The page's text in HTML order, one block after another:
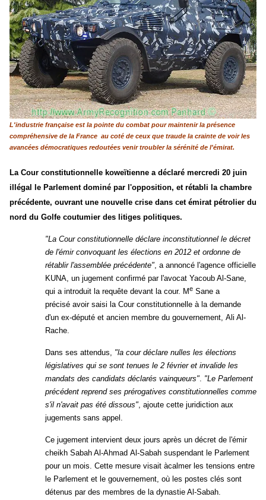
L'industrie française est la pointe du combat pour maintenir la présence
compréhensive de la France au coté de ceux que traude la crainte de voir les
avancées démocratiques redoutées venir troubler la sérénité de l'émirat.
La Cour constitutionnelle koweïtienne a déclaré mercredi 20 juin
illégal le Parlement dominé par l'opposition, et rétabli la chambre
précédente, ouvrant une nouvelle crise dans cet émirat pétrolier du
nord du Golfe coutumier des litiges politiques.
"La Cour constitutionnelle déclare inconstitutionnel le décret
de l'émir convoquant les élections en 2012 et ordonne de
rétablir l'assemblée précédente", a annoncé l'agence officielle
KUNA, un jugement confirmé par l'avocat Yacoub Al-Sane,
qui a introduit la requête devant la cour. Me Sane a
précisé avoirsaisi la Cour constitutionnelle à la demande
d'un ex-député et ancien membre du gouvernement, Ali Al-
Rache.
Dans ses attendus, "la cour déclare nulles les élections
législatives qui se sont tenues le 2 février et invalide les
mandats des candidats déclarés vainqueurs". "Le Parlement
précédent reprend ses prérogatives constitutionnelles comme
s'il n'avait pas été dissous", ajoute cette juridiction aux
jugements sans appel.
Ce jugement intervient deux jours après un décret de l'émir
cheikh Sabah Al-Ahmad Al-Sabah suspendant le Parlement
pour un mois. Cette mesure visait àcalmerles tensions entre
le Parlement et le gouvernement, où les postes clés sont
détenus par des membres de la dynastie Al-Sabah.